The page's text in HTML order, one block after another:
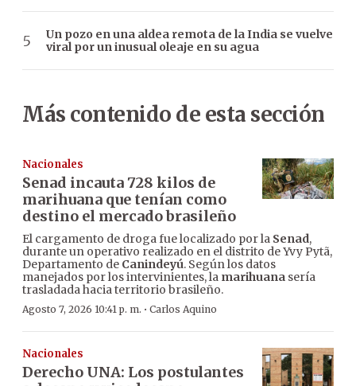
Un pozo en una aldea remota de la India se vuelve
viral por un inusual oleaje en su agua
Más contenido de esta sección
Nacionales
Senad incauta 728 kilos de
marihuana que tenían como
destino el mercado brasileño
El cargamento de droga fue localizado por la Senad,
durante un operativo realizado en el distrito de Yvy Pytã,
Departamento de Canindeyú. Según los datos
manejados por los intervinientes, la marihuana sería
trasladada hacia territorio brasileño.
Agosto 7, 2026 10:41 p. m. · Carlos Aquino
Nacionales
Derecho UNA: Los postulantes